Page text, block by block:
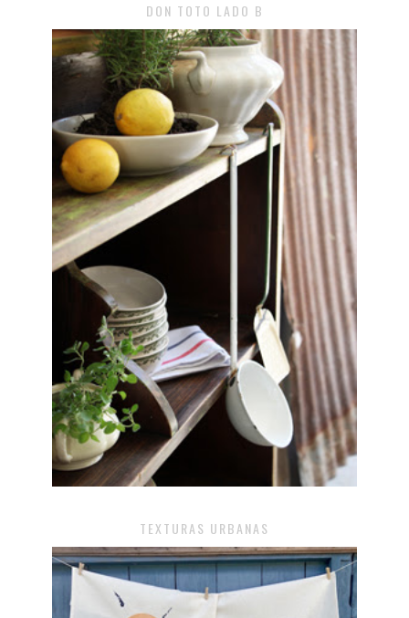
DON TOTO LADO B
TEXTURAS URBANAS